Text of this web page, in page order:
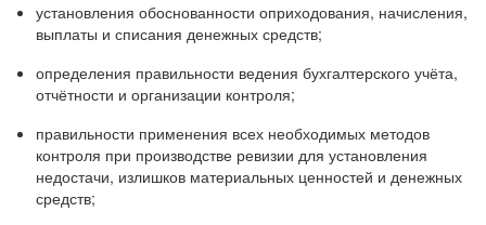
установления обоснованности оприходования, начисления,
выплаты и списания денежных средств;
определения правильности ведения бухгалтерского учёта,
отчётности и организации контроля;
правильности применения всех необходимых методов
контроля при производстве ревизии для установления
недостачи, излишков материальных ценностей и денежных
средств;